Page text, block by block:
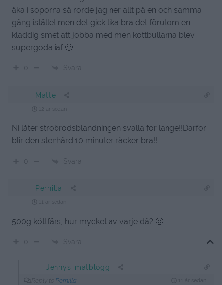
åka i soporna så rörde jag ner allt på en och samma
gång istället men det gick lika bra det förutom en
kladdig smet att jobba med men köttbullarna blev
supergoda iaf 🙂
0 Svara
Matte
12 år sedan
Ni låter ströbrödsblandningen svälla för länge!!Därför
blir den stenhård.10 minuter räcker bra!!
0 Svara
Pernilla
11 år sedan
500g köttfärs, hur mycket av varje då? 🙂
0 Svara
Jennys_matblogg
Pernilla